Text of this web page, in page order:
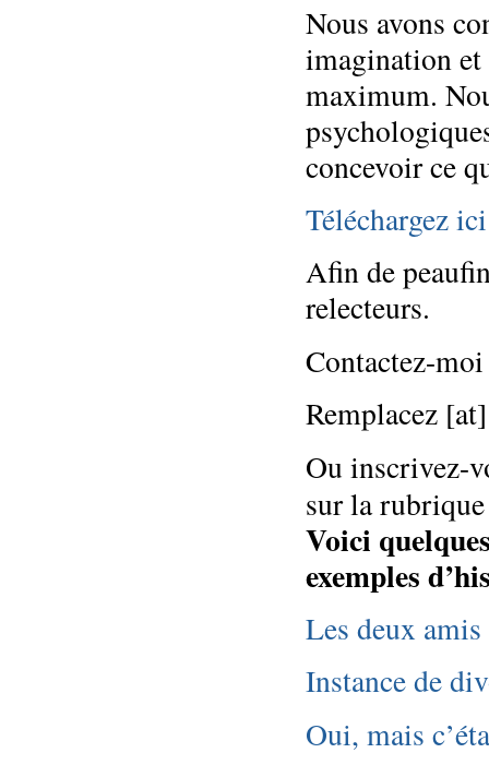
Nous avons
imagination et
maximum.
concevoir ce
Téléchargez
Afin de
relecteurs.
Contactez-
Remplacez
Ou inscrivez-
sur la
Voici
exemples
Les deux amis
Instance de
Oui, mais